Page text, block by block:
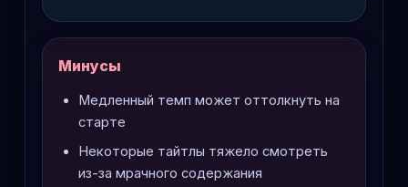
Минусы
Медленный темп может оттолкнуть на
старте
Некоторые тайтлы тяжело смотреть
из-за мрачного содержания